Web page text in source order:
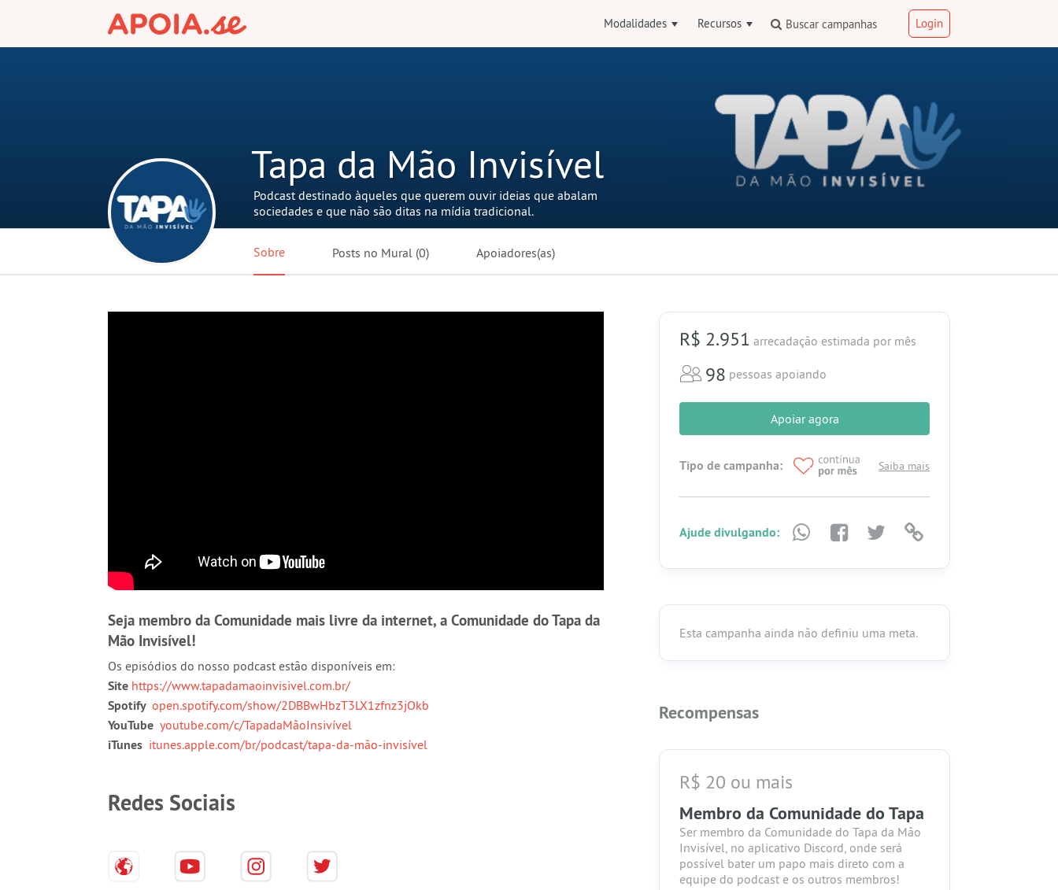
Modalidades Recursos Buscar campanhas Login
Tapa da Mão Invisível
Podcast destinado àqueles que querem ouvir ideias que abalam
sociedades e que não são ditas na mídia tradicional.
Sobre Posts no Mural (0) Apoiadores(as)
Seja membro da Comunidade mais livre da internet, a Comunidade do Tapa da
Mão Invisível!
Os episódios do nosso podcast estão disponíveis em:
Site https://www.tapadamaoinvisivel.com.br/
Spotify open.spotify.com/show/2DBBwHbzT3LX1zfnz3jOkb
YouTube youtube.com/c/TapadaMãoInsivível
iTunes itunes.apple.com/br/podcast/tapa-da-mão-invisível
Redes Sociais
R$ 2.951 arrecadação estimada por mês
98 pessoas apoiando
Apoiar agora
Tipo de campanha: Saiba mais
Ajude divulgando:
Esta campanha ainda não definiu uma meta.
Recompensas
R$ 20 ou mais
Membro da Comunidade do Tapa
Ser membro da Comunidade do Tapa da Mão
Invisível, no aplicativo Discord, onde será
possível bater um papo mais direto com a
equipe do podcast e os outros membros!